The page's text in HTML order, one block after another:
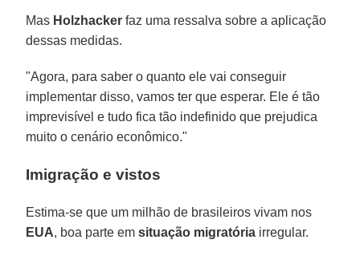
Mas Holzhacker faz uma ressalva sobre a aplicação
dessas medidas.
"Agora, para saber o quanto ele vai conseguir
implementar disso, vamos ter que esperar. Ele é tão
imprevisível e tudo fica tão indefinido que prejudica
muito o cenário econômico."
Imigração e vistos
Estima-se que um milhão de brasileiros vivam nos
EUA, boa parte emsituação migratória irregular.